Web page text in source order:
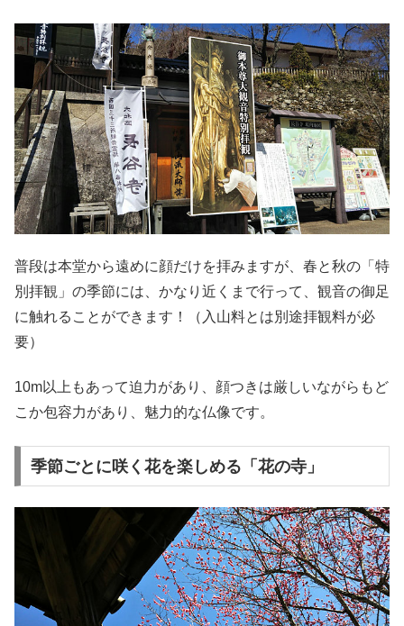
普段は本堂から遠めに顔だけを拝みますが、春と秋の「特
別拝観」の季節には、かなり近くまで行って、観音の御足
に触れることができます！（入山料とは別途拝観料が必
要）
10m以上もあって迫力があり、顔つきは厳しいながらもど
こか包容力があり、魅力的な仏像です。
季節ごとに咲く花を楽しめる「花の寺」